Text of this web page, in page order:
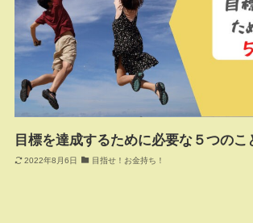
目標を達成するために必要な５つのこ
2022年8月6日 目指せ！お金持ち！